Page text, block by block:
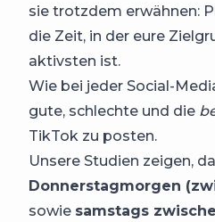
sie trotzdem erwähnen:
die Zeit, in der eure
aktivsten ist.
Wie bei jeder Social-
gute, schlechte und die
TikTok zu posten.
Unsere Studien zeigen,
Donnerstagmorgen
sowie samstags